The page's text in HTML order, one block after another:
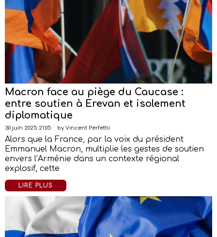
Macron face au piège du Caucase :
entre soutien à Erevan et isolement
diplomatique
30 juin 2025 21:05 by Vincent Perfettii
Alors que la France, par la voix du président
Emmanuel Macron, multiplie les gestes de soutien
envers l’Arménie dans un contexte régional
explosif, cette
LIRE PLUS